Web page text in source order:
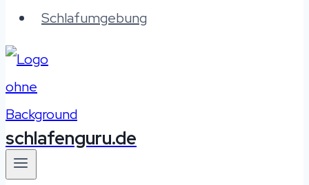
Schlafumgebung
schlafenguru.de